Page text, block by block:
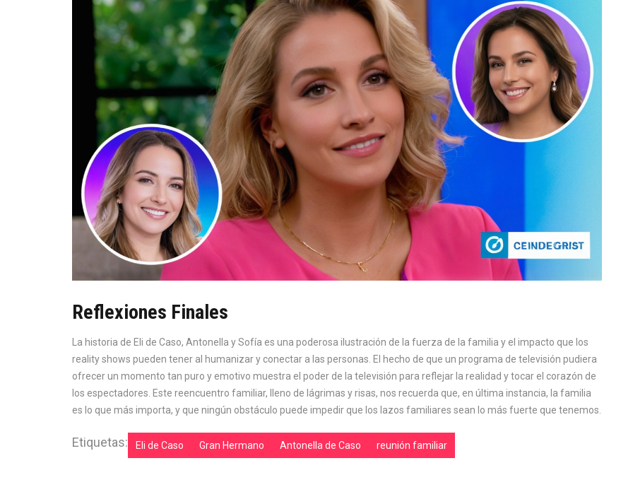
Reflexiones Finales
La historia de Eli de Caso, Antonella y Sofía es una poderosa ilustración de la fuerza de la familia y el impacto que los
reality shows pueden tener al humanizar y conectar a las personas. El hecho de que un programa de televisión pudiera
ofrecer un momento tan puro y emotivo muestra el poder de la televisión para reflejar la realidad y tocar el corazón de
los espectadores. Este reencuentro familiar, lleno de lágrimas y risas, nos recuerda que, en última instancia, la familia
es lo que más importa, y que ningún obstáculo puede impedir que los lazos familiares sean lo más fuerte que tenemos.
Etiquetas: Eli de Caso Gran Hermano Antonella de Caso reunión familiar